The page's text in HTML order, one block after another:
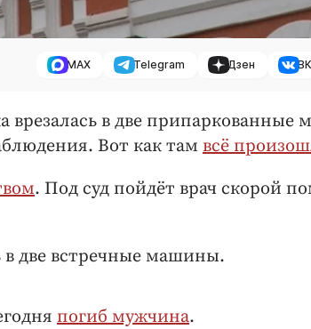
MAX Telegram Дзен ВК
врезалась в две
Вот как там всё
. Под суд пойдёт врач скорой
в две встречные машины.
погиб мужчина.